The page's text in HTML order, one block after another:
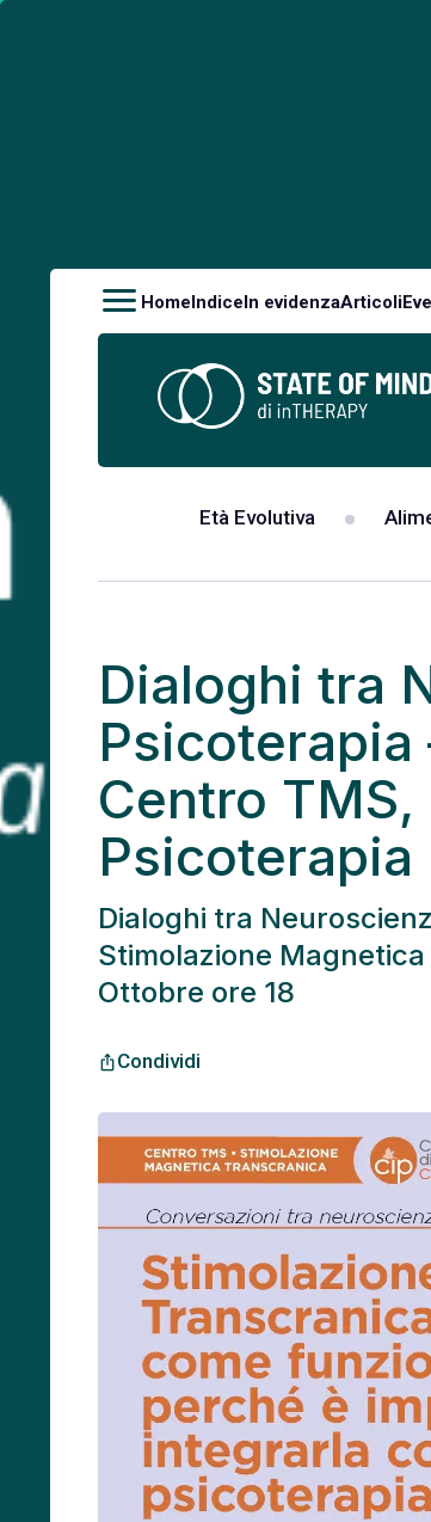
HomeIndiceIn evidenzaArticoli
Età Evolutiva
Dialoghi tra
Psicoterapia
Centro
Psicoterapia
Dialoghi tra
Stimolazione
Ottobre ore 18
ios_shareCondividi